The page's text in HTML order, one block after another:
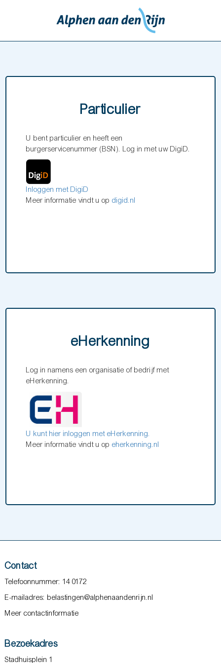
Particulier
U bent particulier en heeft een
burgerservicenummer (BSN). Log in met uw DigiD.
Inloggen met DigiD
Meer informatie vindt u opdigid.nl
eHerkenning
Log in namens een organisatie of bedrijf met
eHerkenning.
U kunt hier inloggen met eHerkenning.
Meer informatie vindt u opeherkenning.nl
Contact
Telefoonnummer: 14 0172
E-mailadres: belastingen@alphenaandenrijn.nl
Meer contactinformatie
Bezoekadres
Stadhuisplein 1